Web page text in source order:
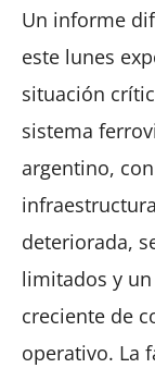
Un informe
este lunes
situación
sistema
argentino, con
infraestructura
deteriorada,
limitados y
creciente de
operativo. La